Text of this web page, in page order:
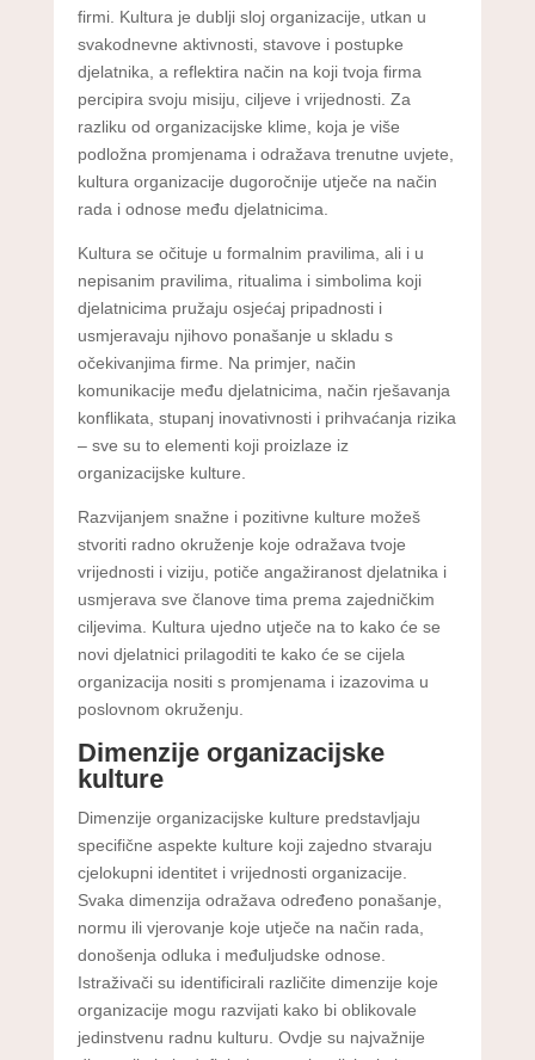
firmi. Kultura je dublji sloj organizacije, utkan u
svakodnevne aktivnosti, stavove i postupke
djelatnika, a reflektira način na koji tvoja firma
percipira svoju misiju, ciljeve i vrijednosti. Za
razliku od organizacijske klime, koja je više
podložna promjenama i odražava trenutne uvjete,
kultura organizacije dugoročnije utječe na način
rada i odnose među djelatnicima.
Kultura se očituje u formalnim pravilima, ali i u
nepisanim pravilima, ritualima i simbolima koji
djelatnicima pružaju osjećaj pripadnosti i
usmjeravaju njihovo ponašanje u skladu s
očekivanjima firme. Na primjer, način
komunikacije među djelatnicima, način rješavanja
konflikata, stupanj inovativnosti i prihvaćanja rizika
– sve su to elementi koji proizlaze iz
organizacijske kulture.
Razvijanjem snažne i pozitivne kulture možeš
stvoriti radno okruženje koje odražava tvoje
vrijednosti i viziju, potiče angažiranost djelatnika i
usmjerava sve članove tima prema zajedničkim
ciljevima. Kultura ujedno utječe na to kako će se
novi djelatnici prilagoditi te kako će se cijela
organizacija nositi s promjenama i izazovima u
poslovnom okruženju.
Dimenzije organizacijske
kulture
Dimenzije organizacijske kulture predstavljaju
specifične aspekte kulture koji zajedno stvaraju
cjelokupni identitet i vrijednosti organizacije.
Svaka dimenzija odražava određeno ponašanje,
normu ili vjerovanje koje utječe na način rada,
donošenja odluka i međuljudske odnose.
Istraživači su identificirali različite dimenzije koje
organizacije mogu razvijati kako bi oblikovale
jedinstvenu radnu kulturu. Ovdje su najvažnije